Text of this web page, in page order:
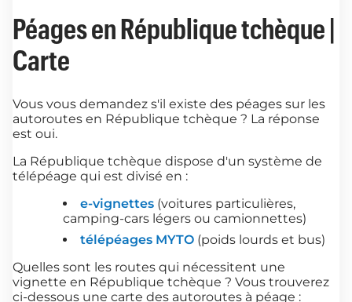
Péages en République tchèque |
Carte
Vous vous demandez s'il existe des péages sur les
autoroutes en République tchèque ? La réponse
est oui.
La République tchèque dispose d'un système de
télépéage qui est divisé en :
e-vignettes (voitures particulières,
camping-cars légers ou camionnettes)
télépéages MYTO (poids lourds et bus)
Quelles sont les routes qui nécessitent une
vignette en République tchèque ? Vous trouverez
ci-dessous une carte des autoroutes à péage :